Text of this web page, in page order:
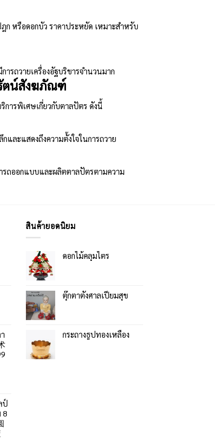
หรือดอกบัว ราคาประหยัด เหมาะสำหรับ
รถวายเครื่องอัฐบริขารจำนวนมาก
ตน์สังฆภัณฑ์
ารพิเศษเกี่ยวกับตาลปัตร ดังนี้
ละแสดงถึงความตั้งใจในการถวาย
ถออกแบบและผลิตตาลปัตรตามความ
ป์
8
สินค้ายอดนิยม
ดอกไม้คลุมไตร
ตุ๊กตาตั้งศาลเปี่ยมสุข
กระถางธูปทองเหลือง